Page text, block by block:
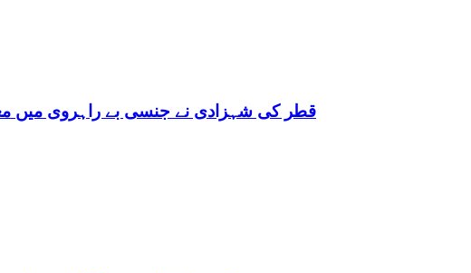
قطر کی شہزادی نے جنسی بے راہروی میں مغرب کو بھی شرما کر